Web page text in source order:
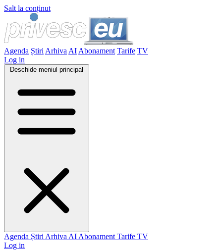
Salt la conținut
Agenda Știri Arhiva AI Abonament Tarife TV
Log in
Deschide meniul principal
Agenda Știri Arhiva AI Abonament Tarife TV
Log in